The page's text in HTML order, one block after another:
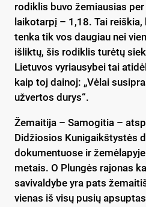
rodiklis buvo žemiausias
laikotarpį – 1,18. Tai
tenka tik vos daugiau nei
išliktų, šis rodiklis turėtų
Lietuvos vyriausybei tai
kaip toj dainoj: „Vėlai
užvertos durys“.
Žemaitija – Samogitia –
Didžiosios Kunigaikštystės
dokumentuose ir
metais. O Plungės rajonas
savivaldybe yra pats
vienas iš visų pusių